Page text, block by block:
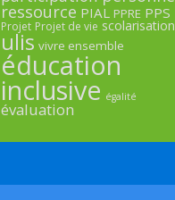
ressource PIAL PPRE PPS
Projet Projet de vie scolarisation
ulis vivre ensemble
éducation
inclusive égalité
évaluation